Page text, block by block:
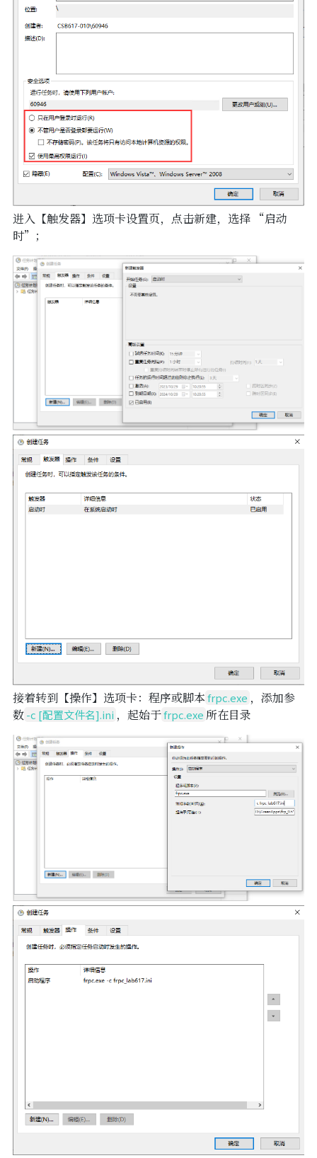
进入【触发器】选项卡设置页，点击新建，选择 “启动
时”；
接着转到【操作】选项卡：程序或脚本frpc.exe ，添加参
数-c [配置文件名].ini ，起始于frpc.exe 所在目录